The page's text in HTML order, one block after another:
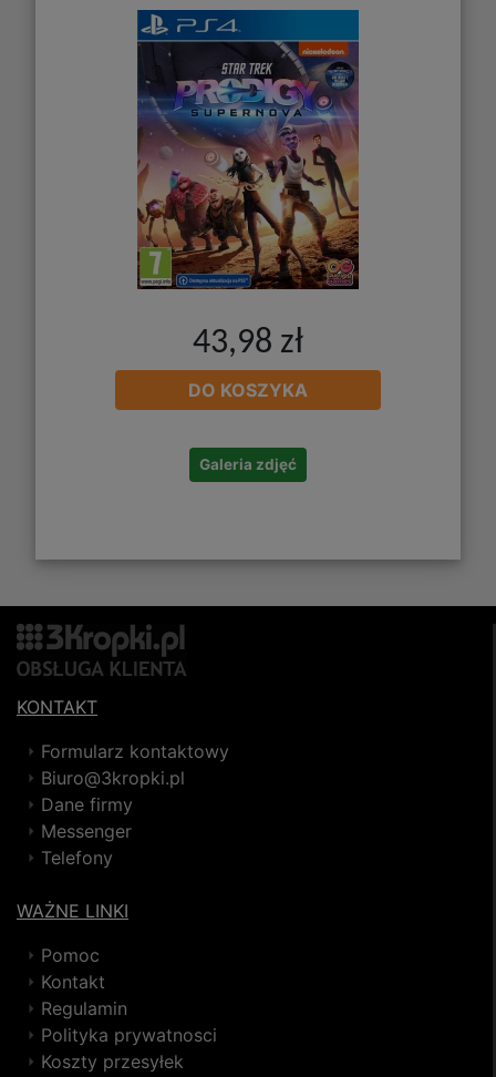
43,98 zł
DO KOSZYKA
Galeria zdjęć
KONTAKT
Formularz kontaktowy
Biuro@3kropki.pl
Dane firmy
Messenger
Telefony
WAŻNE LINKI
Pomoc
Kontakt
Regulamin
Polityka prywatnosci
Koszty przesyłek